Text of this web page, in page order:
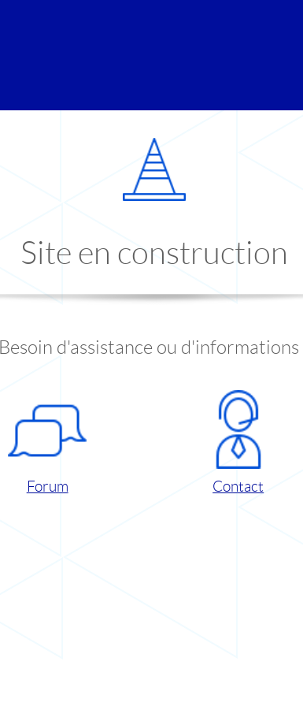
Site en construction
Besoin d'assistance ou d'informations
Forum Contact